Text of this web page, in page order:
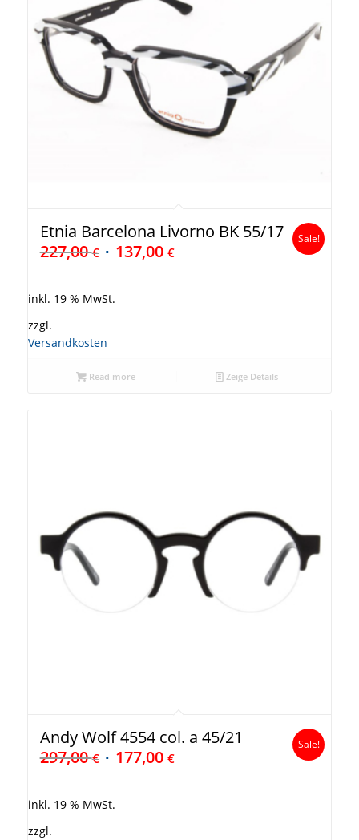
Etnia Barcelona Livorno BK 55/17
227,00€ 137,00 €
Sale!
inkl. 19 % MwSt.
zzgl.
Versandkosten
Read more Zeige Details
Andy Wolf 4554 col. a 45/21
297,00€ 177,00 €
Sale!
inkl. 19 % MwSt.
zzgl.